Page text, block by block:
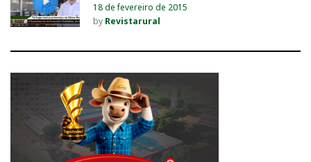
18 de fevereiro de 2015
by Revistarural